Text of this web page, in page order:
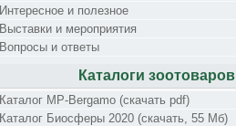
Интересное и полезное
Выставки и мероприятия
Вопросы и ответы
Каталоги зоотоваров
Каталог MP-Bergamo (скачать pdf)
Каталог Биосферы 2020 (скачать, 55 Мб)